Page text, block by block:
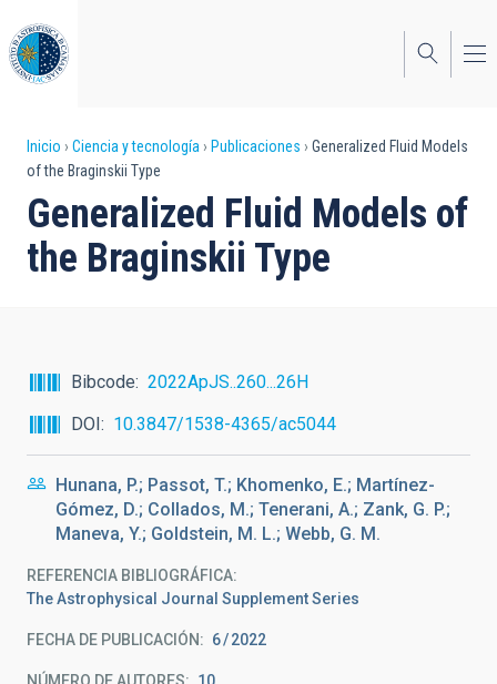
al
contenido
principal
Sobrescribir
enlaces
de
ayuda
navegación
Inicio Ciencia y tecnología Publicaciones
Generalized Fluid Models
of the Braginskii Type
Generalized Fluid Models of
the Braginskii Type
Bibcode
2022ApJS..260...26H
DOI
10.3847/1538-4365/ac5044
Hunana, P.; Passot, T.; Khomenko, E.; Martínez-
Gómez, D.; Collados, M.; Tenerani, A.; Zank, G. P.;
Maneva, Y.; Goldstein, M. L.; Webb, G. M.
REFERENCIA BIBLIOGRÁFICA
The Astrophysical Journal Supplement Series
FECHA DE PUBLICACIÓN: 6 2022